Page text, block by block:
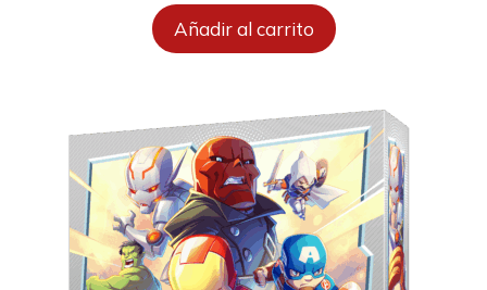
original
era:
actual
es:
Añadir al carrito